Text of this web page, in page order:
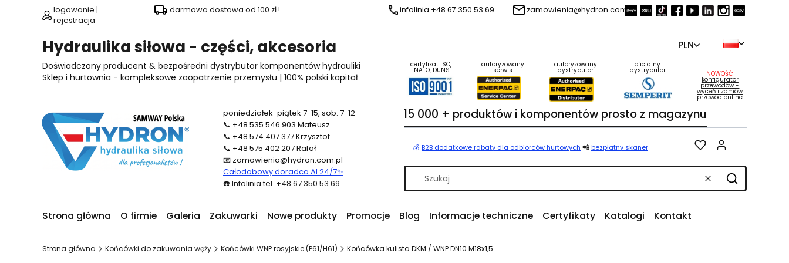
logowanie |
rejestracja
darmowa dostawa od 100 zł ! infolinia +48 67 350 53 69 zamowienia@hydron.com.pl
Hydraulika siłowa - części, akcesoria
Doświadczony producent & bezpośredni dystrybutor komponentów hydrauliki
Sklep i hurtownia - kompleksowe zaopatrzenie przemysłu | 100% polski kapitał
PLN
certyfikat ISO,
NATO, DUNS
autoryzowany
serwis
autoryzowany
dystrybutor
oficjalny
dystrybutor NOWOŚĆ
konfigurator
przewodów -
wyceń i zamów
przewód online
poniedziałek-piątek 7-15, sob. 7-12
📞 +48 535 546 903 Mateusz
📞 +48 574 407 377Krzysztof
📞 +48 575 402 207Rafał
📧 zamowienia@hydron.com.pl
Całodobowy doradca AI 24/7✨
☎️ Infolinia tel. +48 67 350 53 69
15 000 + produktów i komponentów prosto z magazynu
💰 B2B dodatkowe rabaty dla odbiorców hurtowych 📲 bezpłatny skaner
WyczyśćSzukaj
Strona główna O firmie Galeria Zakuwarki Nowe produkty Promocje Blog Informacje techniczne Certyfikaty Katalogi Kontakt
Strona główna Końcówki do zakuwania węży Końcówki WNP rosyjskie (P61/H61) Końcówka kulista DKM / WNP DN10 M18x1,5